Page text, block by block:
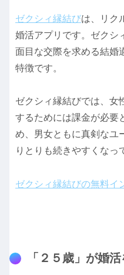
ゼクシィ縁結びは、リク
婚活アプリです。ゼクシ
面目な交際を求める結婚
特徴です。
ゼクシィ縁結びでは、女
するためには課金が必要
め、男女ともに真剣なユ
りとりも続きやすくなっ
ゼクシィ縁結びの無料イ
「２５歳」が婚活